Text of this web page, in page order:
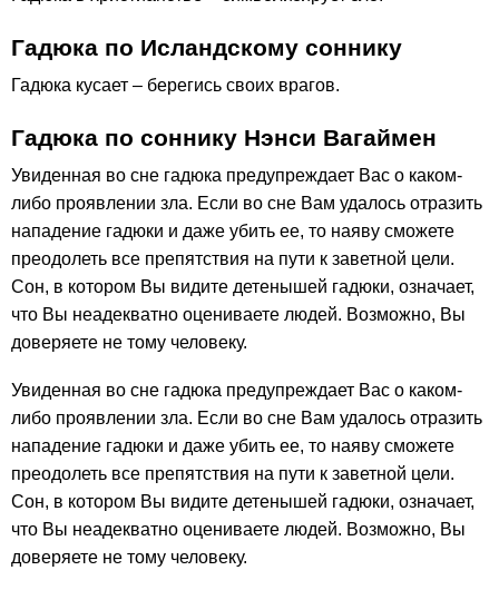
Гадюка по Исландскому соннику
Гадюка кусает – берегись своих врагов.
Гадюка по соннику Нэнси Вагаймен
Увиденная во сне гадюка предупреждает Вас о каком-
либо проявлении зла. Если во сне Вам удалось отразить
нападение гадюки и даже убить ее, то наяву сможете
преодолеть все препятствия на пути к заветной цели.
Сон, в котором Вы видите детенышей гадюки, означает,
что Вы неадекватно оцениваете людей. Возможно, Вы
доверяете не тому человеку.
Увиденная во сне гадюка предупреждает Вас о каком-
либо проявлении зла. Если во сне Вам удалось отразить
нападение гадюки и даже убить ее, то наяву сможете
преодолеть все препятствия на пути к заветной цели.
Сон, в котором Вы видите детенышей гадюки, означает,
что Вы неадекватно оцениваете людей. Возможно, Вы
доверяете не тому человеку.